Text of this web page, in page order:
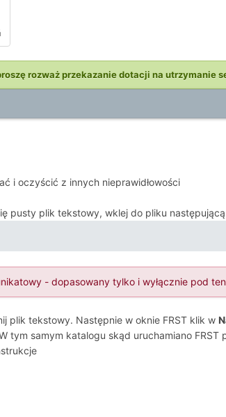
rozważ przekazanie dotacji na utrzymanie
i oczyścić z innych nieprawidłowości
pusty plik tekstowy, wklej do pliku
- dopasowany tylko i wyłącznie pod
plik tekstowy. Następnie w oknie FRST klik w
tym samym katalogu skąd uruchamiano FRST